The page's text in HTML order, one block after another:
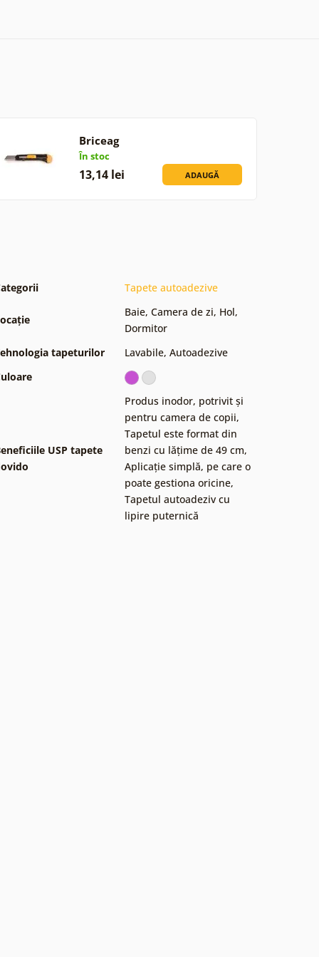
Briceag
În stoc
13,14 lei ADAUGĂ
Tapete autoadezive
Baie, Camera de zi, Hol,
Dormitor
tapeturilor
Lavabile, Autoadezive
USP tapete
Produs inodor, potrivit și
pentru camera de copii,
Tapetul este format din
benzi cu lățime de 49 cm,
Aplicație simplă, pe care o
poate gestiona oricine,
Tapetul autoadeziv cu
lipire puternică